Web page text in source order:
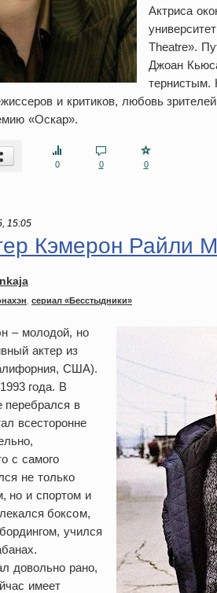
Актриса
Theatre».
Джоан
тернистым.
и критиков, любовь
«Оскар».
0
0 0
15:05
Кэмерон Райли
сериал «Бесстыдники»
– молодой, но
актер из
США).
года. В
перебрался в
всесторонне
с самого
не только
но и спортом и
боксом,
учился
довольно рано,
имеет